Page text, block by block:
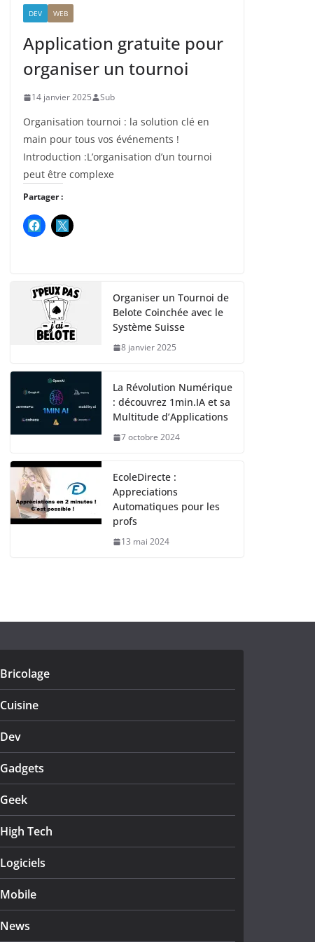
DEV WEB
Application gratuite pour
organiser un tournoi
14 janvier 2025 Sub
Organisation tournoi : la solution clé en
main pour tous vos événements !
Introduction :L’organisation d’un tournoi
peut être complexe
Partager :
Organiser un Tournoi de
Belote Coinchée avec le
Système Suisse
8 janvier 2025
La Révolution Numérique
: découvrez 1min.IA et sa
Multitude d’Applications
7 octobre 2024
EcoleDirecte :
Appreciations
Automatiques pour les
profs
13 mai 2024
Bricolage
Cuisine
Dev
Gadgets
Geek
High Tech
Logiciels
Mobile
News